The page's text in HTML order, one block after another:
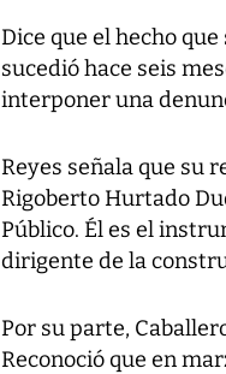
Dice que el hecho
sucedió hace seis
interponer una
Reyes señala que su
Rigoberto Hurtado
Público. Él es el
dirigente de la
Por su parte,
Reconoció que en